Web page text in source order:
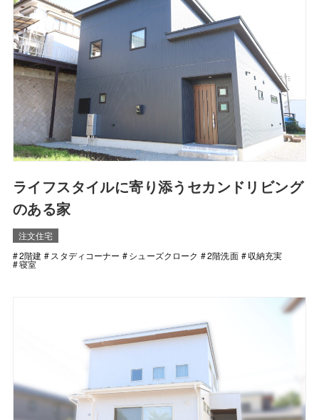
ライフスタイルに寄り添うセカンドリビング
のある家
注文住宅
2階建
スタディコーナー シューズクローク 2階洗面 収納充実
寝室